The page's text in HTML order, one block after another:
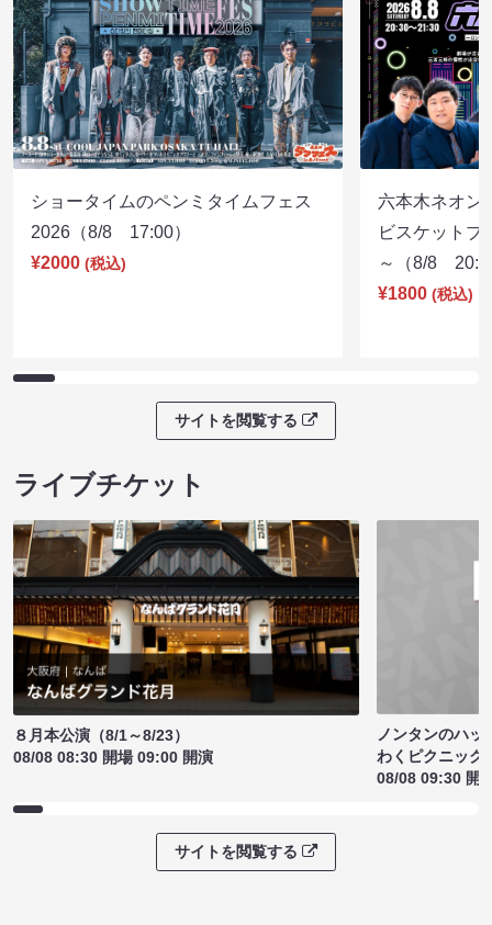
ショータイムのペンミタイムフェス
2026（8/8 17:00）
¥2000 (税込)
六本木ネオン
ビスケットブ
～（8/8
¥1800 (税込)
サイトを閲覧する
ライブチケット
８月本公演（8/1～8/23）
08/08 08:30 開場 09:00 開演
ノンタンのハッ
わくピクニック
08/08 09:30 開
サイトを閲覧する